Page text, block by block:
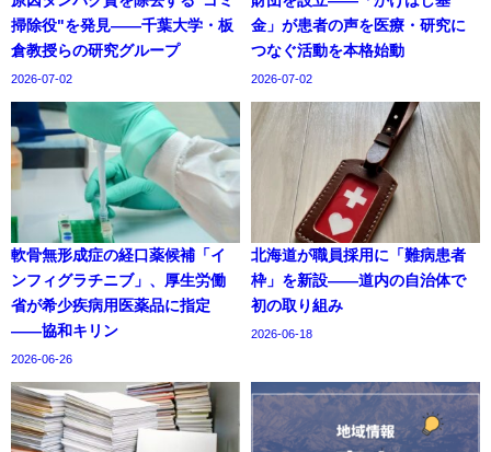
掃除役"を発見——千葉大学・板
倉教授らの研究グループ
2026-07-02
金」が患者の声を医療・研究に
つなぐ活動を本格始動
2026-07-02
軟骨無形成症の経口薬候補「イ
ンフィグラチニブ」、厚生労働
省が希少疾病用医薬品に指定
——協和キリン
2026-06-26
北海道が職員採用に「難病患者
枠」を新設——道内の自治体で
初の取り組み
2026-06-18